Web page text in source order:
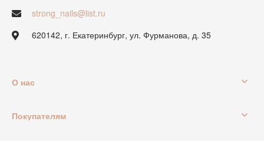
strong_nails@list.ru
620142, г. Екатеринбург, ул. Фурманова, д. 35
О нас
Покупателям